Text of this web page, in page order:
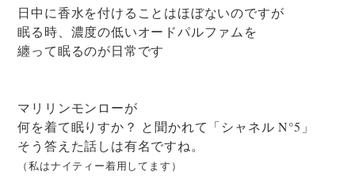
日中に香水を付けることはほぼないのですが
眠る時、濃度の低いオードパルファムを
纏って眠るのが日常です
マリリンモンローが
何を着て眠りすか？ と聞かれて「シャネル N°5」
そう答えた話しは有名ですね。
（私はナイティー着用してます）